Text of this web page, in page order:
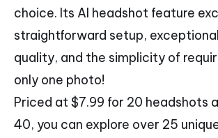
choice. Its AI headshot feature
straightforward setup,
quality, and the simplicity of
only one photo!
Priced at $7.99 for 20 headshots
40, you can explore over 25